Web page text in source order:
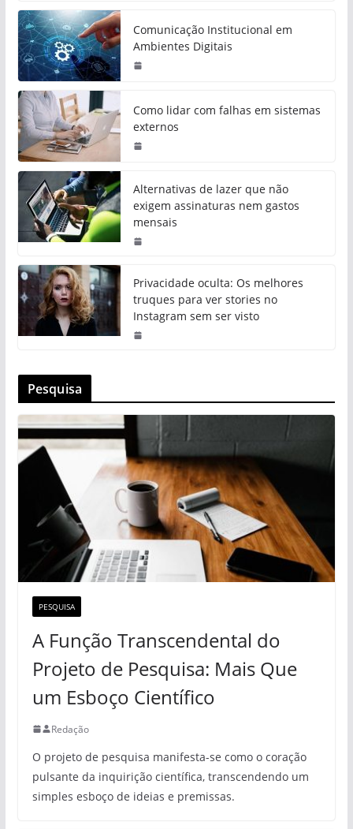
Comunicação Institucional em
Ambientes Digitais
Como lidar com falhas em sistemas
externos
Alternativas de lazer que não
exigem assinaturas nem gastos
mensais
Privacidade oculta: Os melhores
truques para ver stories no
Instagram sem ser visto
Pesquisa
PESQUISA
A Função Transcendental do
Projeto de Pesquisa: Mais Que
um Esboço Científico
Redação
O projeto de pesquisa manifesta-se como o coração
pulsante da inquirição científica, transcendendo um
simples esboço de ideias e premissas.